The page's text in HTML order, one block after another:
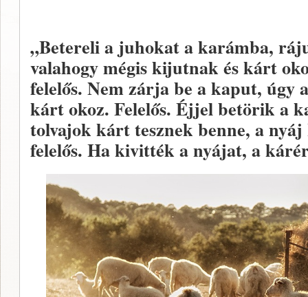
„Betereli a juhokat a karámba,
valahogy mégis kijutnak és kárt
felelős. Nem zárja be a kaput, úgy
kárt okoz. Felelős. Éjjel betörik a
tolvajok kárt tesznek benne, a
felelős. Ha kivitték a nyájat, a